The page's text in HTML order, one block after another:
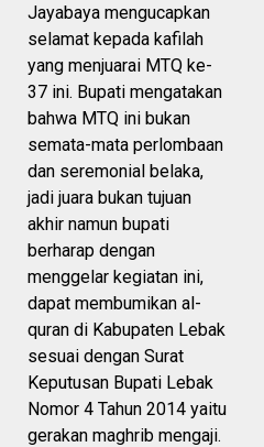
Jayabaya mengucapkan
selamat kepada kafilah
yang menjuarai MTQ ke-
37 ini. Bupati mengatakan
bahwa MTQ ini bukan
semata-mata perlombaan
dan seremonial belaka,
jadi juara bukan tujuan
akhir namun bupati
berharap dengan
menggelar kegiatan ini,
dapat membumikan al-
quran di Kabupaten Lebak
sesuai dengan Surat
Keputusan Bupati Lebak
Nomor 4 Tahun 2014 yaitu
gerakan maghrib mengaji.